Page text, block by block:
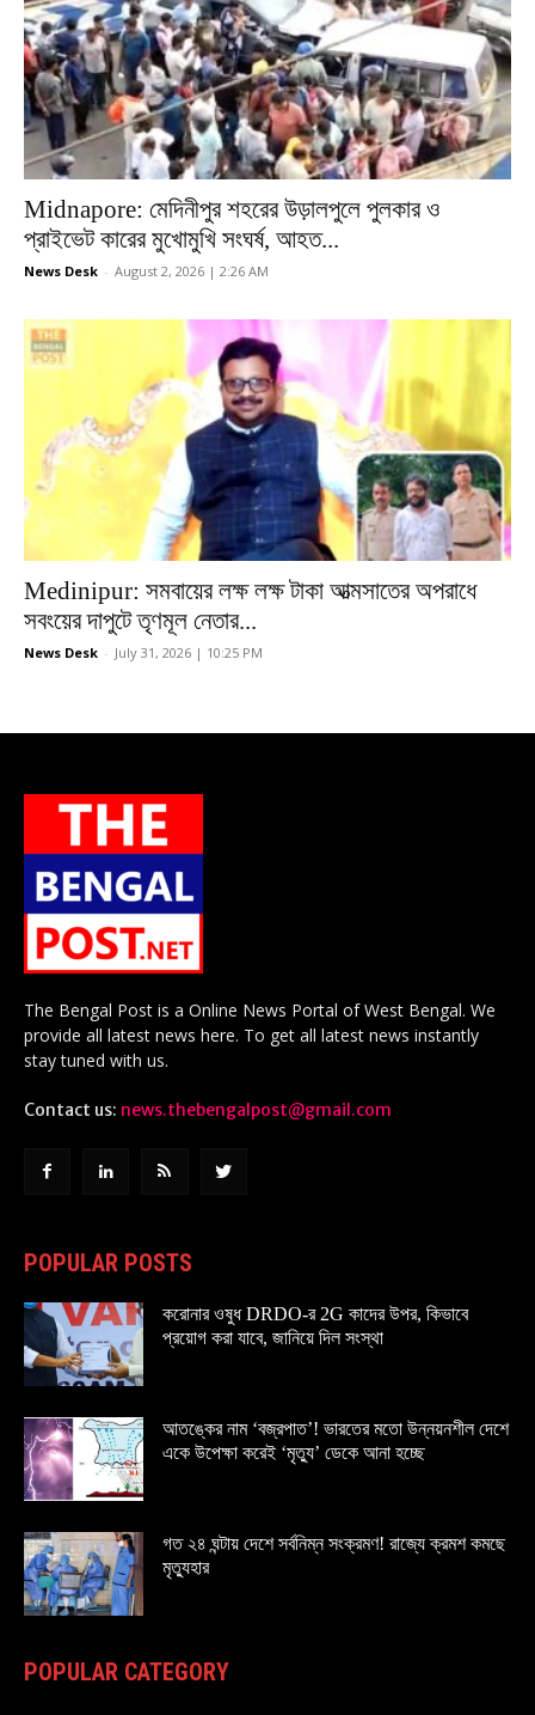
Midnapore: মেদিনীপুর শহরের উড়ালপুলে পুলকার ও
প্রাইভেট কারের মুখোমুখি সংঘর্ষ, আহত...
News Desk - August 2, 2026 | 2:26 AM
Medinipur: সমবায়ের লক্ষ লক্ষ টাকা আত্মসাতের অপরাধে
সবংয়ের দাপুটে তৃণমূল নেতার...
News Desk - July 31, 2026 | 10:25 PM
The Bengal Post is a Online News Portal of West Bengal. We
provide all latest news here. To get all latest news instantly
stay tuned with us.
Contact us: news.thebengalpost@gmail.com
POPULAR POSTS
করোনার ওষুধ DRDO-র 2G কাদের উপর, কিভাবে
প্রয়োগ করা যাবে, জানিয়ে দিল সংস্থা
আতঙ্কের নাম ‘বজ্রপাত’! ভারতের মতো উন্নয়নশীল দেশে
একে উপেক্ষা করেই ‘মৃত্যু’ ডেকে আনা হচ্ছে
গত ২৪ ঘন্টায় দেশে সর্বনিম্ন সংক্রমণ! রাজ্যে ক্রমশ কমছে
মৃত্যুহার
POPULAR CATEGORY